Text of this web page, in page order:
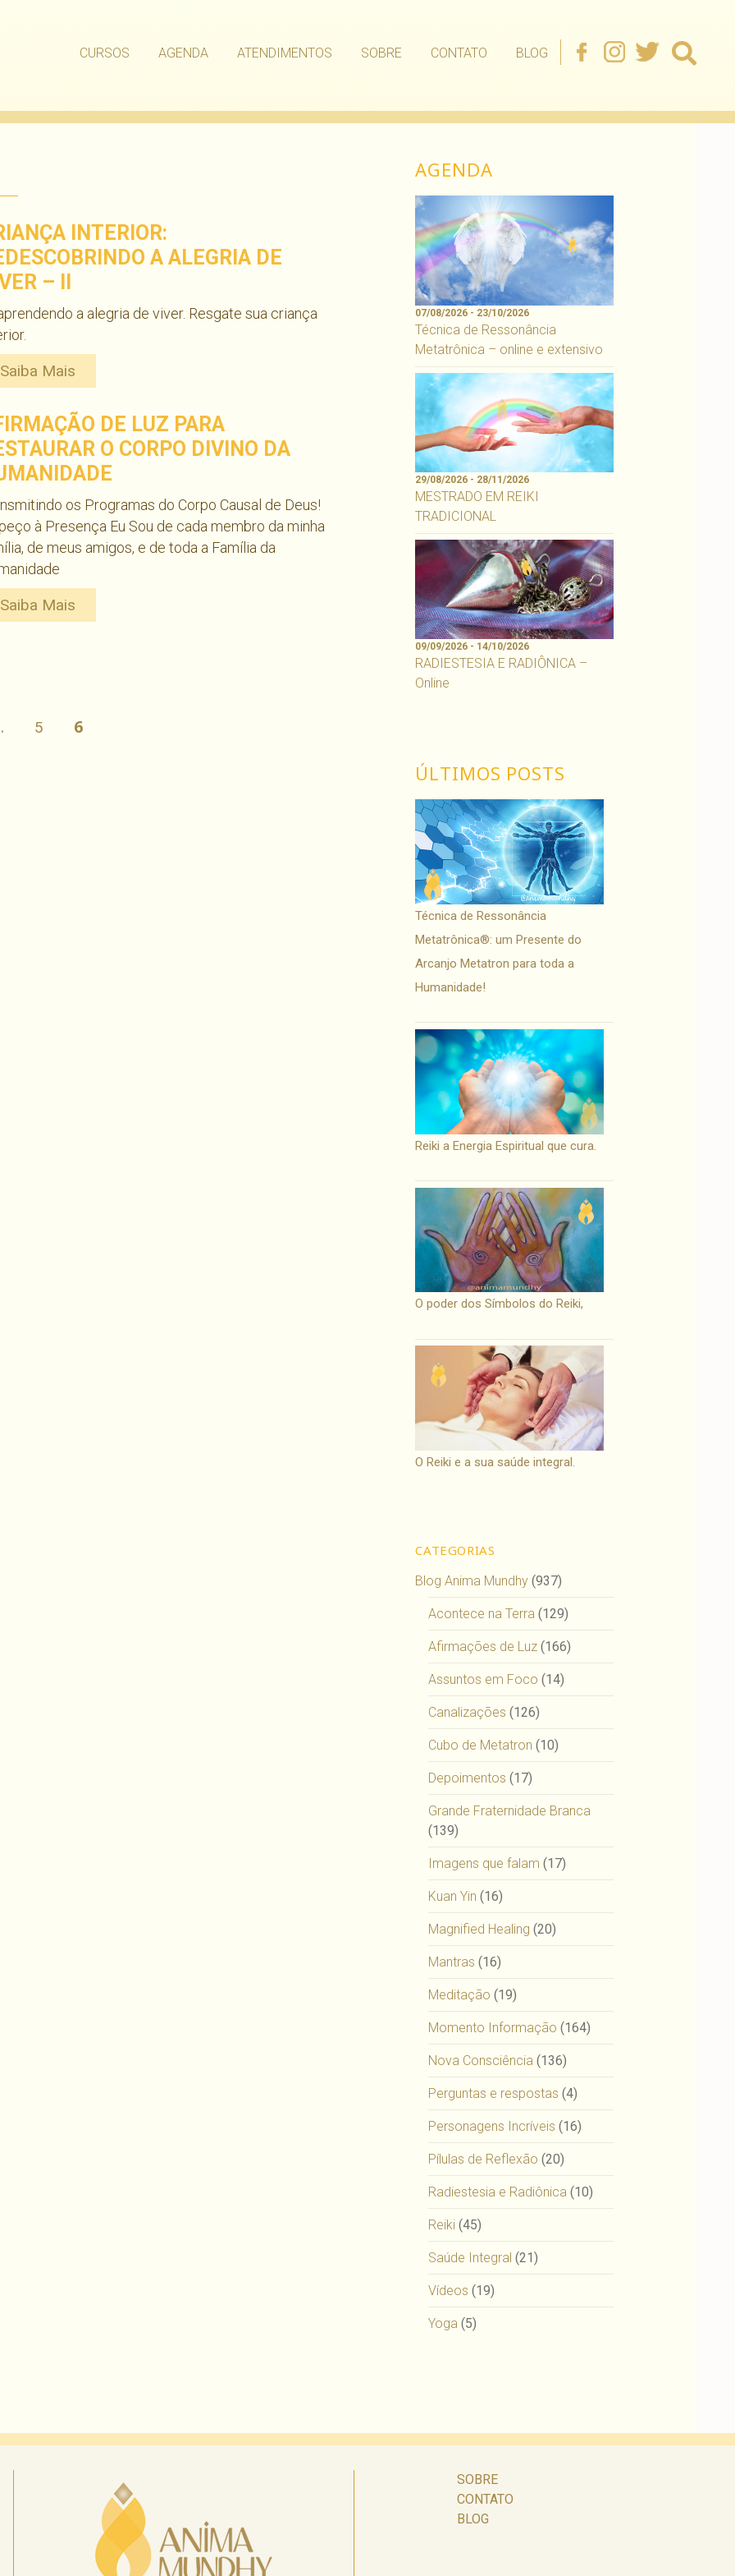
CURSOS AGENDA ATENDIMENTOS SOBRE CONTATO BLOG
INTERIOR:
A ALEGRIA DE
– II
a alegria de viver. Resgate sua criança
Saiba Mais
DE LUZ PARA
O CORPO DIVINO DA
os Programas do Corpo Causal de Deus!
à Presença Eu Sou de cada membro da minha
de meus amigos, e de toda a Família da
Saiba Mais
Página
5 PÁGINA
6
AGENDA
07/08/2026 - 23/10/2026
Técnica de Ressonância
Metatrônica – online e extensivo
29/08/2026 - 28/11/2026
MESTRADO EM REIKI
TRADICIONAL
09/09/2026 - 14/10/2026
RADIESTESIA E RADIÔNICA –
Online
ÚLTIMOS POSTS
Técnica de Ressonância
Metatrônica®: um Presente do
Arcanjo Metatron para toda a
Humanidade!
Reiki a Energia Espiritual que cura.
O poder dos Símbolos do Reiki,
O Reiki e a sua saúde integral.
CATEGORIAS
Blog Anima Mundhy (937)
Acontece na Terra (129)
Afirmações de Luz (166)
Assuntos em Foco (14)
Canalizações (126)
Cubo de Metatron (10)
Depoimentos (17)
Grande Fraternidade Branca
(139)
Imagens que falam (17)
Kuan Yin (16)
Magnified Healing (20)
Mantras (16)
Meditação (19)
Momento Informação (164)
Nova Consciência (136)
Perguntas e respostas (4)
Personagens Incríveis (16)
Pílulas de Reflexão (20)
Radiestesia e Radiônica (10)
Reiki (45)
Saúde Integral (21)
Vídeos (19)
Yoga (5)
SOBRE
CONTATO
BLOG